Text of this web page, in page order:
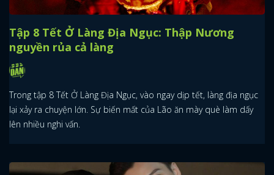
Tập 8 Tết Ở Làng Địa Ngục: Thập Nương
nguyền rủa cả làng
Trong tập 8 Tết Ở Làng Địa Ngục, vào ngay dịp tết, làng địa ngục
lại xảy ra chuyện lớn. Sự biến mất của Lão ăn mày què làm dấy
lên nhiều nghi vấn.